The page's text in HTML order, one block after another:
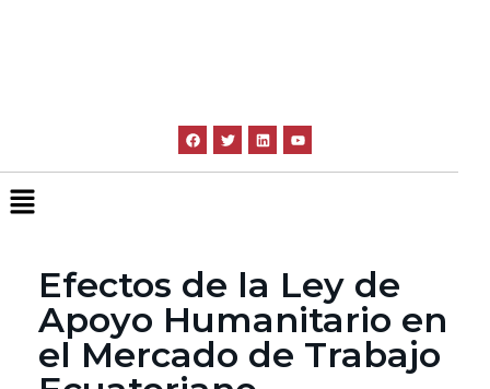
Efectos de la Ley de
Apoyo Humanitario en
el Mercado de Trabajo